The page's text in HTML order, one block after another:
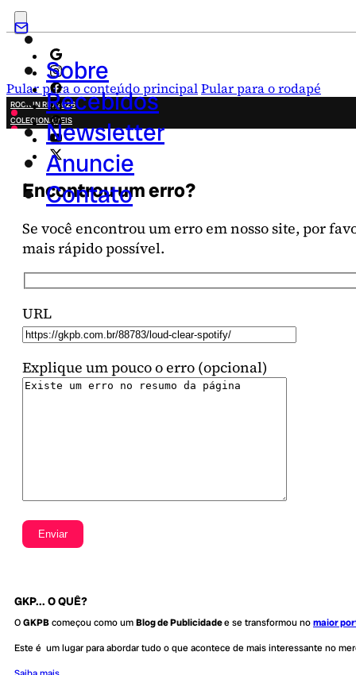
Pular para o conteúdo principalPular para o rodapé
Sobre
Recebidos
Newsletter
Anuncie
Contato
ROCK IN RIO 2026
COLECIONÁVEIS
FESTA JUNINA
NOVIDADES
CAMPANHAS CRIATIVAS
Encontrou um erro?
Se você encontrou um erro em nosso site, por
mais rápido possível.
URL
Explique um pouco o erro (opcional)
GKP... O QUÊ?
OGKPBcomeçou como umBlog de Publicidadee se transformou nomaior
Este é um lugar para abordar tudo o que acontece de mais interessante no